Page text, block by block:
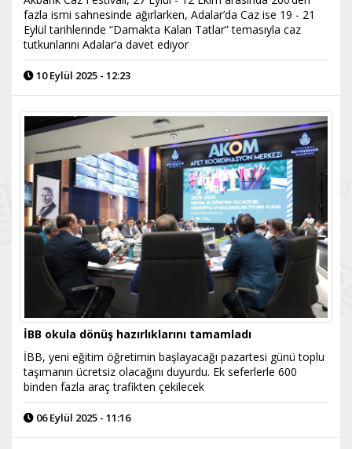
fazla ismi sahnesinde ağırlarken, Adalar’da Caz ise 19 - 21
Eylül tarihlerinde “Damakta Kalan Tatlar” temasıyla caz
tutkunlarını Adalar’a davet ediyor
10 Eylül 2025 - 12:23
İBB okula dönüş hazırlıklarını tamamladı
İBB, yeni eğitim öğretimin başlayacağı pazartesi günü toplu
taşımanın ücretsiz olacağını duyurdu. Ek seferlerle 600
binden fazla araç trafikten çekilecek
06 Eylül 2025 - 11:16